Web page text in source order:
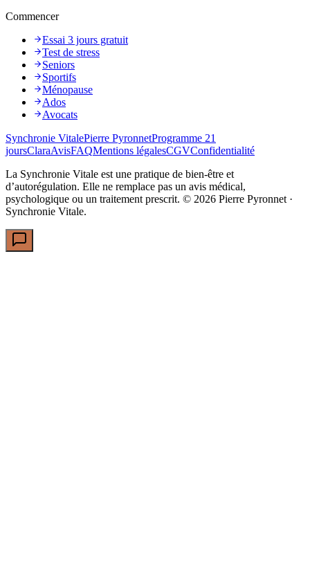
Commencer
Essai 3 jours gratuit
Test de stress
Seniors
Sportifs
Ménopause
Ados
Avocats
Synchronie VitalePierre PyronnetProgramme 21
joursClaraAvisFAQMentions légalesCGVConfidentialité
La Synchronie Vitale est une pratique de bien-être et
d’autorégulation. Elle ne remplace pas un avis médical,
psychologique ou un traitement prescrit. © 2026 Pierre Pyronnet ·
Synchronie Vitale.